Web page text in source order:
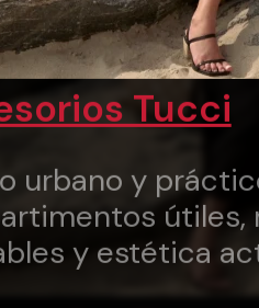
Tucci
urbano y
útiles,
y estética